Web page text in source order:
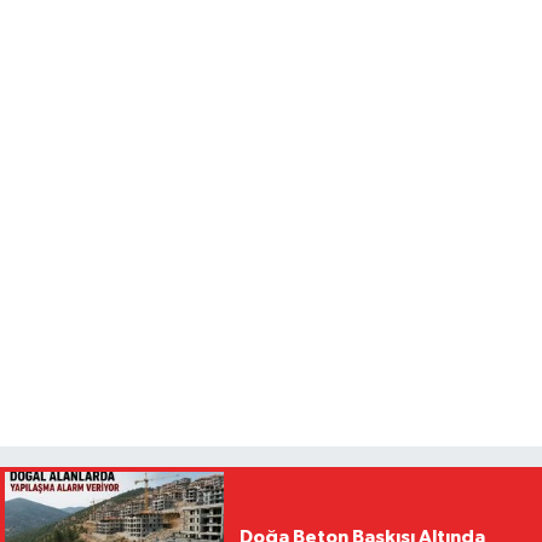
Doğa Beton Baskısı Altında